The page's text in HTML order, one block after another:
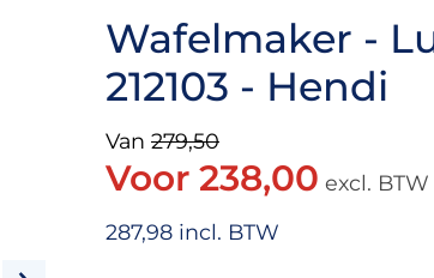
Wafelmaker -
212103 - Hendi
Van 279,50
Voor 238,00 excl. BTW
287,98 incl. BTW